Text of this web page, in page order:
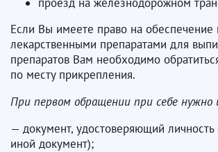
Если Вы имеете право на
лекарственными препаратами для
препаратов Вам необходимо
по месту прикрепления.
При первом обращении при себе
— документ, удостоверяющий личность
иной документ);